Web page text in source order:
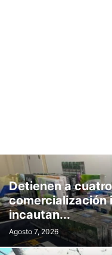
Detienen a
comercialización
incautan...
Agosto 7, 2026